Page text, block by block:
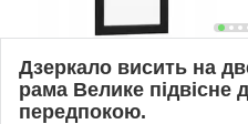
Дзеркало висить на
рама Велике підвісне
передпокою.